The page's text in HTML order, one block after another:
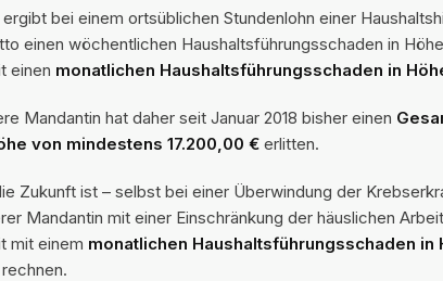
ergibt bei einem ortsüblichen Stundenlohn einer
einen wöchentlichen Haushaltsführungsschaden in
einen monatlichen Haushaltsführungsschaden in
Mandantin hat daher seit Januar 2018 bisher einen
von mindestens 17.200,00 € erlitten.
Zukunft ist – selbst bei einer Überwindung der
Mandantin mit einer Einschränkung der häuslichen
mit einem monatlichen Haushaltsführungsschaden